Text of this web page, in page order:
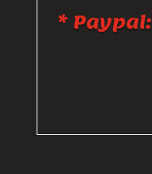
* Paypal: